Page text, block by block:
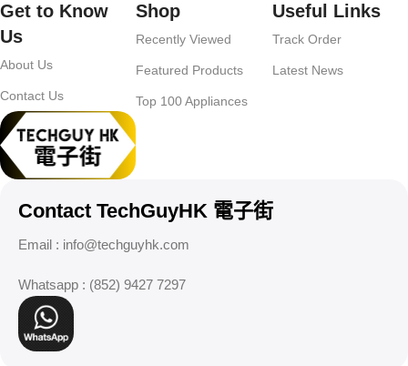
Get to Know
Us
About Us
Contact Us
Shop
Recently Viewed
Featured Products
Top 100 Appliances
Useful Links
Track Order
Latest News
Contact TechGuyHK 電子街
Email : info@techguyhk.com
Whatsapp : (852) 9427 7297